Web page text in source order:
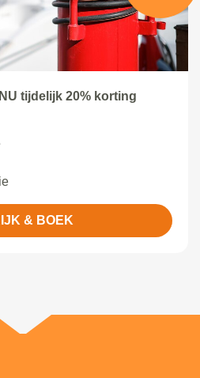
tijdelijk 20% korting
& BOEK